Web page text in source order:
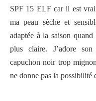
SPF 15 ELF car il est
ma peau sèche et
adaptée à la saison
plus claire. J’adore
capuchon noir trop
ne donne pas la